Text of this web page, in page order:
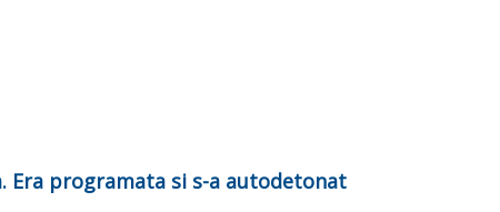
Era programata si s-a autodetonat